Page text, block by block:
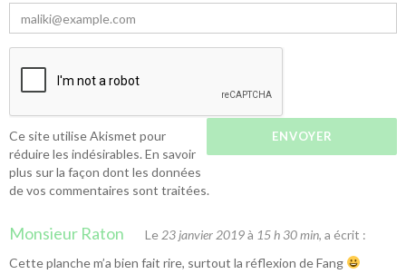
Ce site utilise Akismet pour
réduire les indésirables. En savoir
plus sur la façon dont les données
de vos commentaires sont traitées.
Monsieur Raton Le 23 janvier 2019à 15 h 30 min, a écrit :
Cette planche m’a bien fait rire, surtout la réflexion de Fang